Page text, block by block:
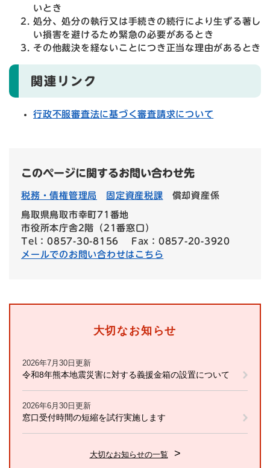
いとき
処分、処分の執行又は手続きの続行により生ずる著し
い損害を避けるため緊急の必要があるとき
その他裁決を経ないことにつき正当な理由があるとき
関連リンク
行政不服審査法に基づく審査請求について
このページに関するお問い合わせ先
税務・債権管理局 固定資産税課 償却資産係
鳥取県鳥取市幸町71番地
市役所本庁舎2階（21番窓口）
Tel：0857-30-8156
Fax：0857-20-3920
メールでのお問い合わせはこちら
大切なお知らせ
2026年7月30日更新
令和8年熊本地震災害に対する義援金箱の設置について
2026年6月30日更新
窓口受付時間の短縮を試行実施します
大切なお知らせの一覧